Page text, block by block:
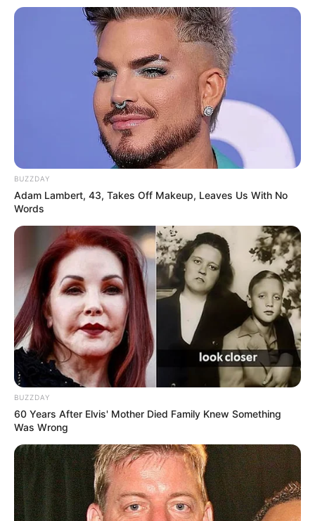
BUZZDAY
Adam Lambert, 43, Takes Off Makeup, Leaves Us With No
Words
BUZZDAY
60 Years After Elvis' Mother Died Family Knew Something
Was Wrong